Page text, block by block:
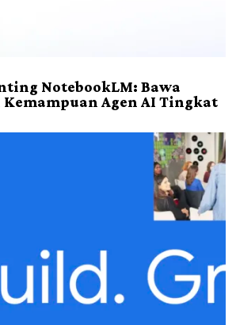
NotebookLM: Bawa
Kemampuan Agen AI Tingkat